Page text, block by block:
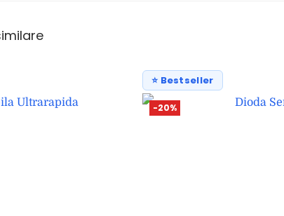
⭐ Bestseller
-20%